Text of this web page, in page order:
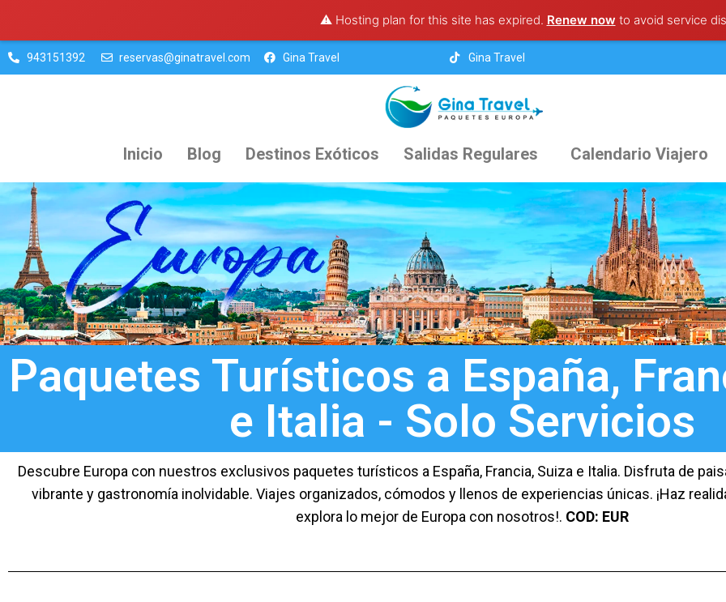
⚠️ Hosting plan for this site has expired. Renew now to avoid service
943151392 reservas@ginatravel.com Gina Travel Gina Travel
Inicio Blog Destinos Exóticos Salidas Regulares Calendario Viajero
Paquetes Turísticos a España,
e Italia - Solo Servicios
Descubre Europa con nuestros exclusivos paquetes turísticos a España, Francia, Suiza e Italia. Disfruta de
vibrante y gastronomía inolvidable. Viajes organizados, cómodos y llenos de experiencias únicas. ¡Haz
explora lo mejor de Europa con nosotros!. COD: EUR